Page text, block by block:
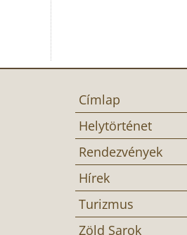
Címlap
Helytörténet
Rendezvények
Hírek
Turizmus
Zöld Sarok